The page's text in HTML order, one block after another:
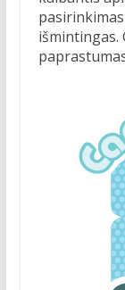
išmintingas.